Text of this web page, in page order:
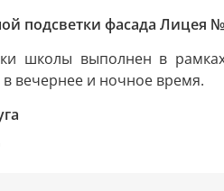
подсветки фасада Лицея
школы выполнен в
вечернее и ночное время.